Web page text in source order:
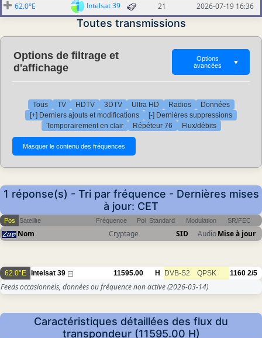
62.0°E
Intelsat 39 21 2026-07-19 16:36
Toutes transmissions
Options de filtrage et
d'affichage
Options
avancées
▼
Tous TV HDTV 3DTV Ultra HD Radios
Données
[+] Derniers ajouts et modifications
[-] Dernières suppressions
Temporairement en clair
Répéteur 76 Flux/débits
1 réponse(s) - Tri par fréquence - Dernières mises
à jour: CET
Pos Satellite Fréquence Pol Standard Modulation SR/FEC
Nom Cryptage SID AudioMise à jour
62.0°E Intelsat 39 11595.00 H DVB-S2 QPSK 1160 2/5
Feeds occasionnels, données ou fréquence non active(2026-03-14)
Caractéristiques détaillées des flux du
transpondeur (11595.00 H)